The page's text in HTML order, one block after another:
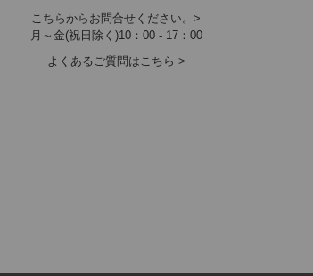
こちらからお問合せください。>
月～金(祝日除く)10：00 - 17：00
よくあるご質問はこちら >